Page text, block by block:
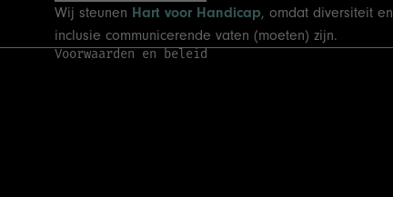
Wij steunen Hart voor Handicap, omdat diversiteit en
inclusie communicerende vaten (moeten) zijn.
Voorwaarden en beleid
Wettelijke kennisgeving